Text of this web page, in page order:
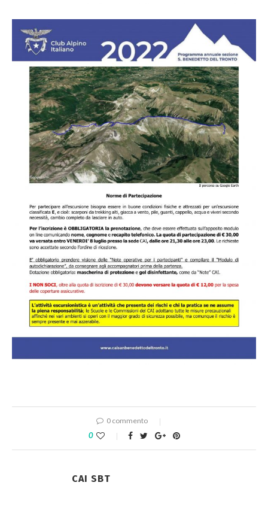
0 commento
0
CAI SBT